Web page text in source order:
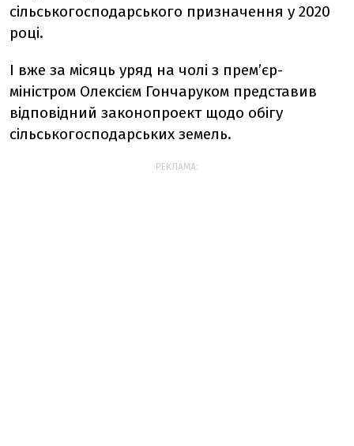
сільськогосподарського призначення у 2020
році.
І вже за місяць уряд на чолі з прем’єр-
міністром Олексієм Гончаруком представив
відповідний законопроект щодо обігу
сільськогосподарських земель.
РЕКЛАМА: